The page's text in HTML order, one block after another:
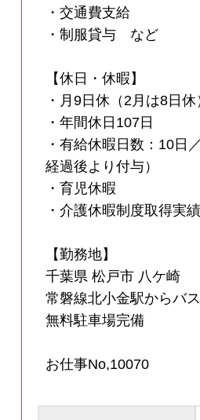
・交通費支給
・制服貸与 など
【休日・休暇】
・月9日休（2月は8日休
・年間休日107日
・有給休暇日数：10日
経過後より付与）
・育児休暇
・介護休暇制度取得実
【勤務地】
千葉県 松戸市 八ケ崎
常磐線北小金駅からバス
無料駐車場完備
お仕事No,10070